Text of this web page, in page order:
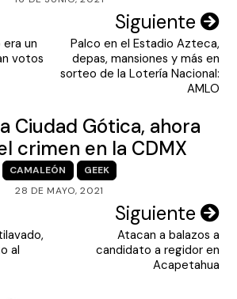
un
votos
Siguiente
Palco en el Estadio Azteca,
depas, mansiones y más en
sorteo de la Lotería Nacional:
AMLO
Ciudad Gótica, ahora
crimen en la CDMX
CAMALEÓN
GEEK
28 DE MAYO, 2021
al
Siguiente
Atacan a balazos a
candidato a regidor en
Acapetahua